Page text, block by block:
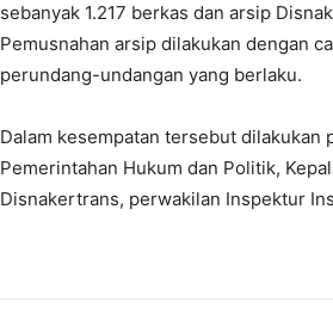
sebanyak 1.217 berkas dan arsip
Pemusnahan arsip dilakukan dengan
perundang-undangan yang berlaku.
Dalam kesempatan tersebut dilakukan
Pemerintahan Hukum dan Politik,
Disnakertrans, perwakilan Inspektur